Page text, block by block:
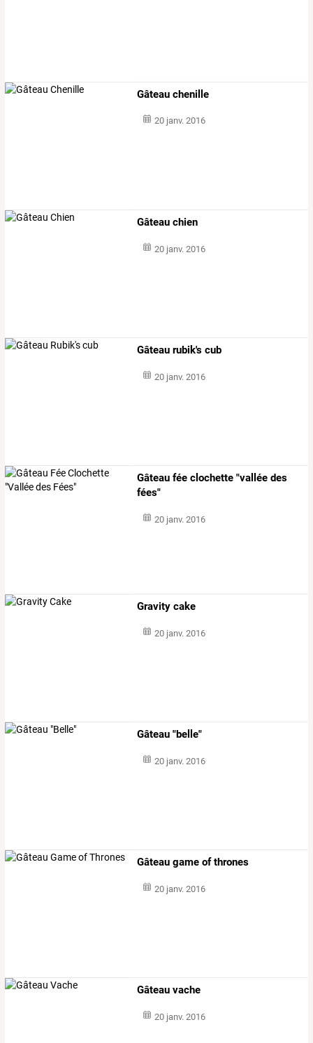
Gâteau chenille
20 janv. 2016
Gâteau chien
20 janv. 2016
Gâteau rubik's cub
20 janv. 2016
Gâteau fée clochette "vallée des
fées"
20 janv. 2016
Gravity cake
20 janv. 2016
Gâteau "belle"
20 janv. 2016
Gâteau game of thrones
20 janv. 2016
Gâteau vache
20 janv. 2016